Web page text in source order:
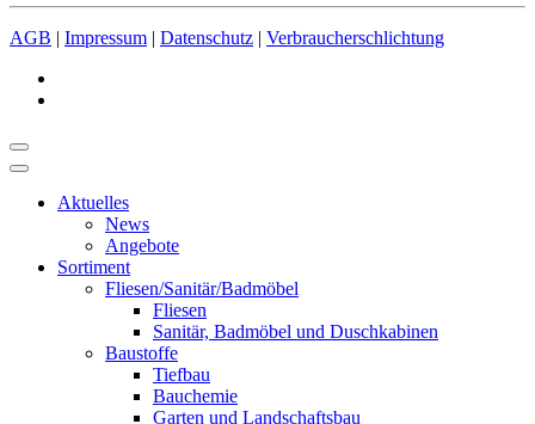
AGB | Impressum | Datenschutz | Verbraucherschlichtung
Aktuelles
News
Angebote
Sortiment
Fliesen/Sanitär/Badmöbel
Fliesen
Sanitär, Badmöbel und Duschkabinen
Baustoffe
Tiefbau
Bauchemie
Garten und Landschaftsbau